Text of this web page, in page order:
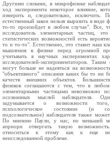
Другими словами, в микрофизике
ход эксперимента некоторое влияние,
измерить и, следовательно, исключить.
естественный закон нельзя выразить в
то-то произойдет в любом случае". Все,
исследователь элементарных частиц,
статистических возможностей есть
то и то-то". Естественно, это ставит наш
мышления в физике перед огромной
учитывать в научных экспериментах
исследователей-экспериментаторов.
могут больше не надеяться на
"объективного" описания каких бы то ни
качеств внешних объектов.
физиков соглашаются с тем, что в любом
элементарными частицами невозможно
осознанных мыслей наблюдателя.
задумывается о возможности
психологическое состояние (и
подсознательное) наблюдателя также
По мнению Паули, у нас, по меньшей
априори отвергать такую
относиться к этому как к еще
неисследованной проблеме.